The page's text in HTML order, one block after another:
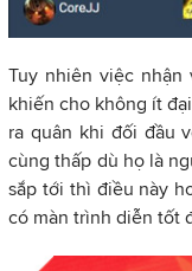
Tuy nhiên việc
khiến cho không ít
ra quân khi đối đầu
cùng thấp dù họ là
sắp tới thì điều này
có màn trình diễn tốt